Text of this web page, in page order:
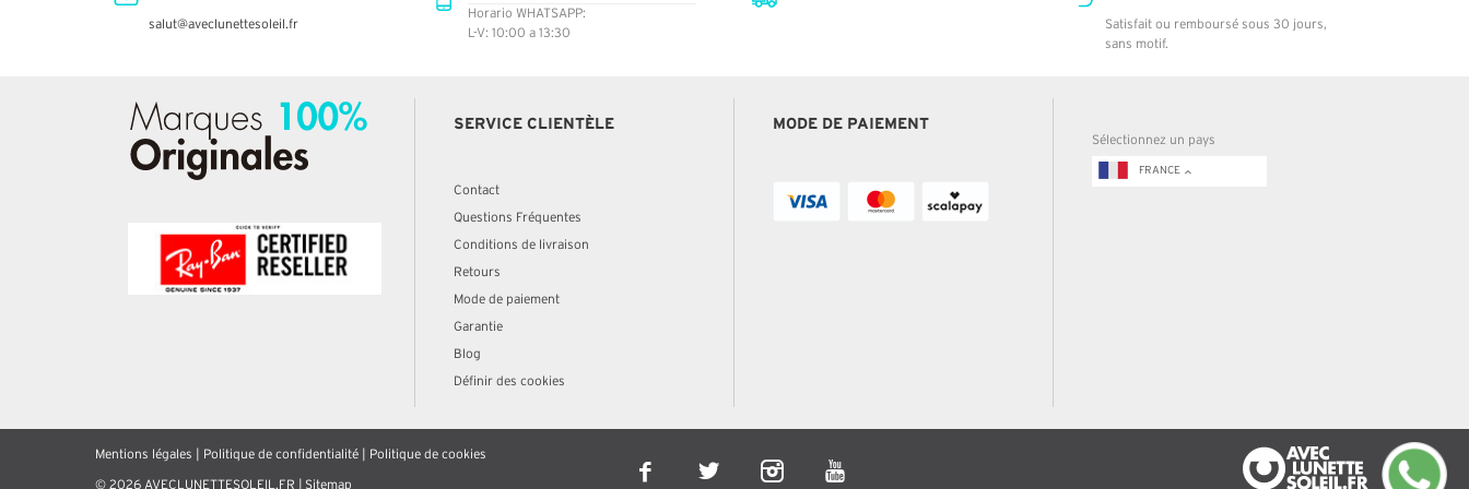
salut@aveclunettesoleil.fr
Horario WHATSAPP:
L-V: 10:00 a 13:30
Satisfait ou remboursé sous 30 jours,
sans motif.
SERVICE CLIENTÈLE
Contact
Questions Fréquentes
Conditions de livraison
Retours
Mode de paiement
Garantie
Blog
Définir des cookies
MODE DE PAIEMENT
Sélectionnez un pays
FRANCE
Mentions légales Politique de confidentialité Politique de cookies
© 2026 AVECLUNETTESOLEIL.FR | Sitemap